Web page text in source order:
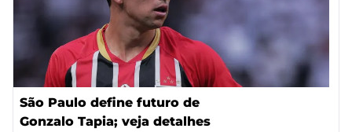
São Paulo define futuro de
Gonzalo Tapia; veja detalhes